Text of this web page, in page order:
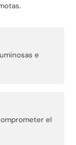
e
el